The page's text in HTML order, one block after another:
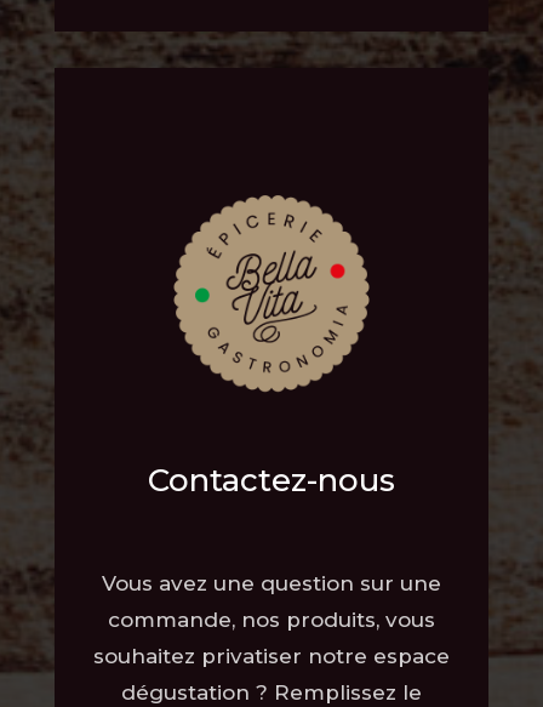
Contactez-nous
Vous avez une question sur une
commande, nos produits, vous
souhaitez privatiser notre espace
dégustation ? Remplissez le